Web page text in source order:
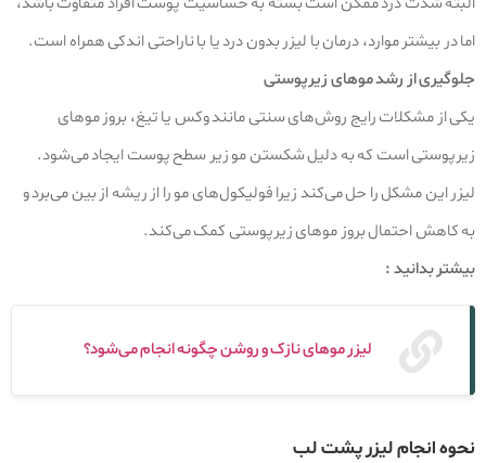
اما در بیشتر موارد، درمان با لیزر بدون درد یا با ناراحتی اندکی همراه است.
جلوگیری از رشد موهای زیرپوستی
یکی از مشکلات رایج روش‌های سنتی مانند وکس یا تیغ، بروز موهای
زیرپوستی است که به دلیل شکستن مو زیر سطح پوست ایجاد می‌شود.
لیزر این مشکل را حل می‌کند زیرا فولیکول‌های مو را از ریشه از بین می‌برد و
به کاهش احتمال بروز موهای زیرپوستی کمک می‌کند.
بیشتر بدانید :
لیزر موهای نازک و روشن چگونه انجام می‌شود؟
نحوه انجام لیزر پشت لب